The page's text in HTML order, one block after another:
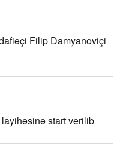
Filip Damyanoviçi
start verilib